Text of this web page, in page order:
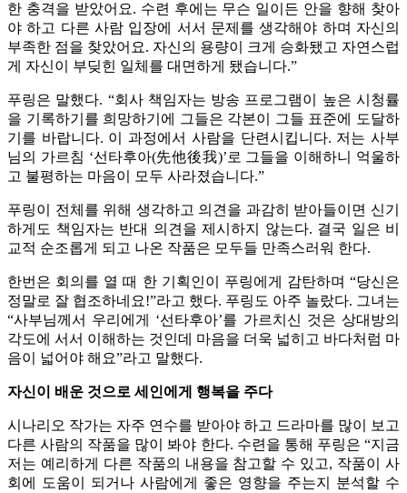
한 충격을 받았어요. 수련 후에는 무슨 일이든 안을 향해 찾아
야 하고 다른 사람 입장에 서서 문제를 생각해야 하며 자신의
부족한 점을 찾았어요. 자신의 용량이 크게 승화됐고 자연스럽
게 자신이 부딪힌 일체를 대면하게 됐습니다.”
푸링은 말했다. “회사 책임자는 방송 프로그램이 높은 시청률
을 기록하기를 희망하기에 그들은 각본이 그들 표준에 도달하
기를 바랍니다. 이 과정에서 사람을 단련시킵니다. 저는 사부
님의 가르침 ‘선타후아(先他後我)’로 그들을 이해하니 억울하
고 불평하는 마음이 모두 사라졌습니다.”
푸링이 전체를 위해 생각하고 의견을 과감히 받아들이면 신기
하게도 책임자는 반대 의견을 제시하지 않는다. 결국 일은 비
교적 순조롭게 되고 나온 작품은 모두들 만족스러워 한다.
한번은 회의를 열 때 한 기획인이 푸링에게 감탄하며 “당신은
정말로 잘 협조하네요!”라고 했다. 푸링도 아주 놀랐다. 그녀는
“사부님께서 우리에게 ‘선타후아’를 가르치신 것은 상대방의
각도에 서서 이해하는 것인데 마음을 더욱 넓히고 바다처럼 마
음이 넓어야 해요”라고 말했다.
자신이 배운 것으로 세인에게 행복을 주다
시나리오 작가는 자주 연수를 받아야 하고 드라마를 많이 보고
다른 사람의 작품을 많이 봐야 한다. 수련을 통해 푸링은 “지금
저는 예리하게 다른 작품의 내용을 참고할 수 있고, 작품이 사
회에 도움이 되거나 사람에게 좋은 영향을 주는지 분석할 수